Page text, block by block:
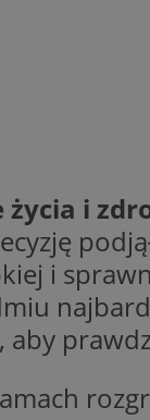
i
i
aby
INGRESSCOOKIE
CookieScriptConsent